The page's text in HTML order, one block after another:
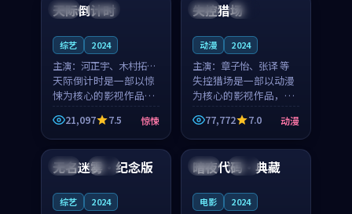
日本 杜比
天际倒计时
综艺 2024
主演： 河正宇、木村拓哉
等
天际倒计时是一部以惊
悚为核心的影视作品，
围绕危机、反转与人物
成长展开，整体节奏紧
凑，值得推荐观看。
21,097 7.5 惊悚
韩国 杜比
失控猎场
动漫 2024
主演： 章子怡、张译 等
失控猎场是一部以动漫
为核心的影视作品，围
绕危机、反转与人物成
长展开，整体节奏紧
凑，值得推荐观看。
77,772 7.0 动漫
英国 杜比
无名迷雾·纪念版
综艺 2024
美国 高分
暗夜代码·典藏
电影 2024